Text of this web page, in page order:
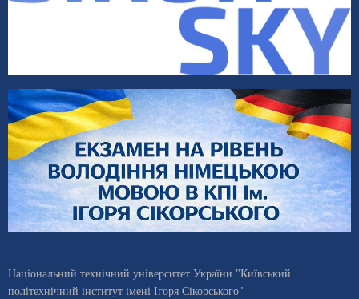
Національний технічний університет України "Київський
політехнічний інститут імені Ігоря Сікорського"